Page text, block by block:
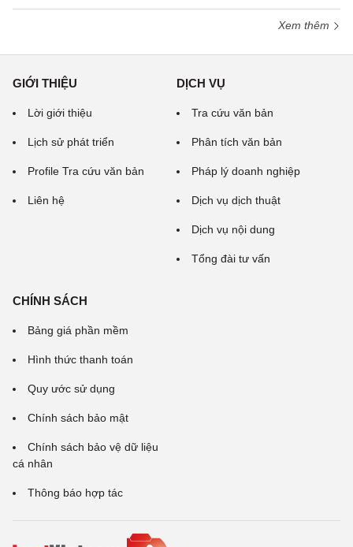
Xem thêm
GIỚI THIỆU
Lời giới thiệu
Lịch sử phát triển
Profile Tra cứu văn bản
Liên hệ
DỊCH VỤ
Tra cứu văn bản
Phân tích văn bản
Pháp lý doanh nghiệp
Dịch vụ dịch thuật
Dịch vụ nội dung
Tổng đài tư vấn
CHÍNH SÁCH
Bảng giá phần mềm
Hình thức thanh toán
Quy ước sử dụng
Chính sách bảo mật
Chính sách bảo vệ dữ liệu
cá nhân
Thông báo hợp tác